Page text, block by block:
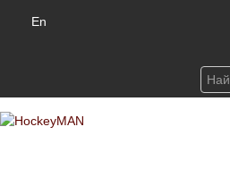
En
Войти или зарегистрироваться